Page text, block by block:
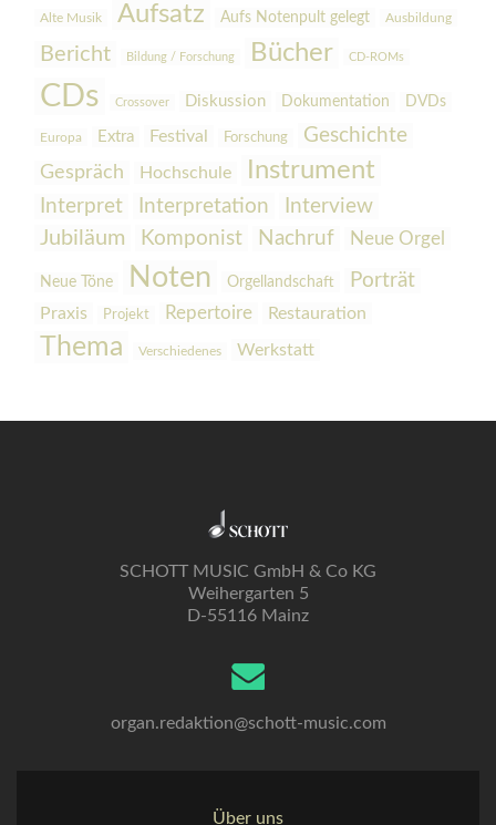
Alte Musik Aufsatz Aufs Notenpult gelegt Ausbildung
Bericht Bildung / Forschung Bücher CD-ROMs
CDs Crossover Diskussion Dokumentation DVDs
Europa Extra Festival Forschung Geschichte
Gespräch Hochschule Instrument
Interpret Interpretation
Interview
Jubiläum
Komponist Nachruf Neue Orgel
Neue Töne Noten Orgellandschaft Porträt
Praxis Projekt Repertoire Restauration
Thema Verschiedenes Werkstatt
SCHOTT MUSIC GmbH & Co KG
Weihergarten 5
D-55116 Mainz
organ.redaktion@schott-music.com
Über uns